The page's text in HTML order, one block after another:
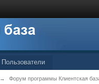
Пользователи
→ Форум программы Клиентская